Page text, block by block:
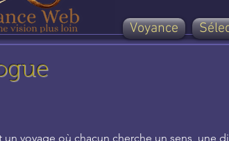
Voyance
un voyage où chacun cherche un sens, une